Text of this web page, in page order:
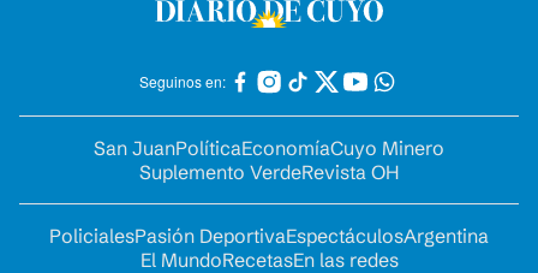
Seguinos en:
San JuanPolíticaEconomíaCuyo Minero
Suplemento VerdeRevista OH
PolicialesPasión DeportivaEspectáculosArgentina
El MundoRecetasEn las redes